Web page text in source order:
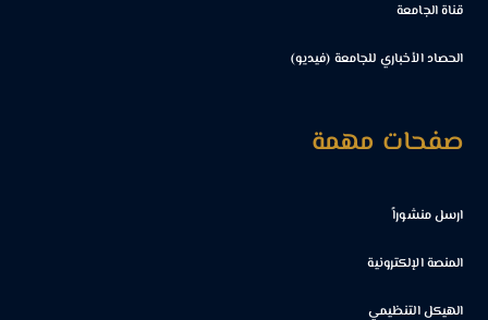
قناة الجامعة
الحصاد الأخباري للجامعة (فيديو)
صفحات مهمة
ارسل منشوراً
المنصة الإلكترونية
الهيكل التنظيمي